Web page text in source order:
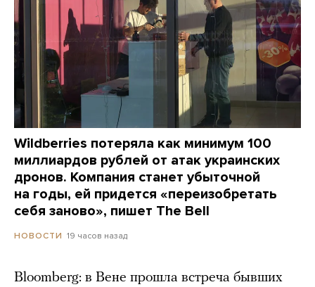
Wildberries потеряла как минимум 100
миллиардов рублей от атак украинских
дронов. Компания станет убыточной
на годы, ей придется «переизобретать
себя заново», пишет The Bell
НОВОСТИ 19 часов назад
Bloomberg: в Вене прошла встреча бывших